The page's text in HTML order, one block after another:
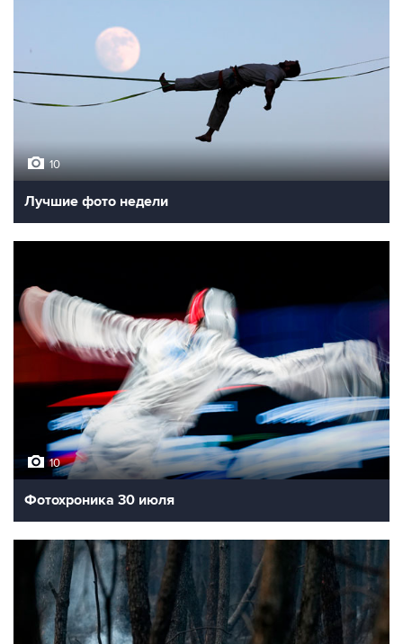
10
Лучшие фото недели
10
Фотохроника 30 июля